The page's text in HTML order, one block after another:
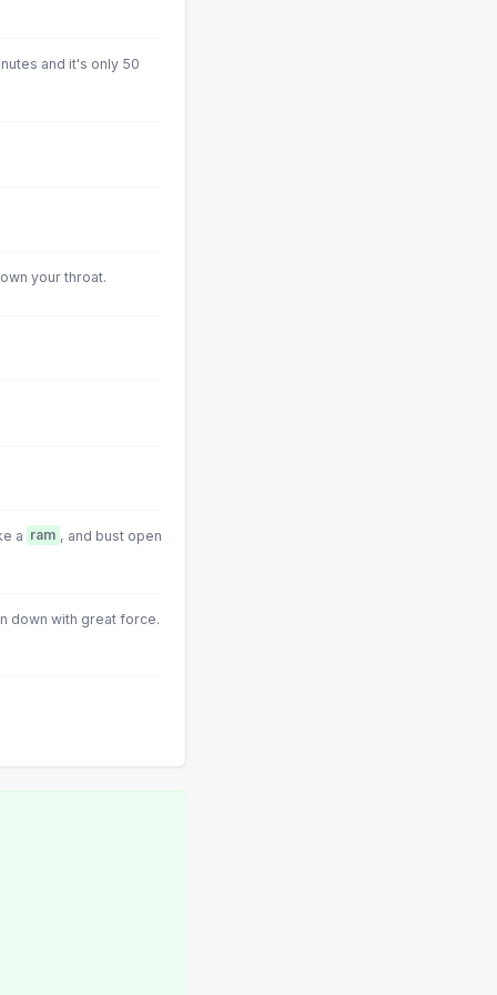
and it's only 50
your throat.
a ram , and bust open
down with great force.